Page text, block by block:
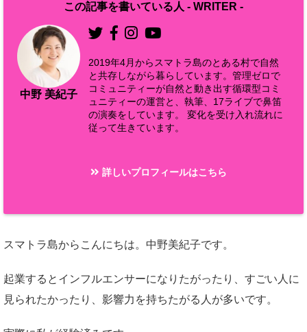
この記事を書いている人 - WRITER -
中野 美紀子
2019年4月からスマトラ島のとある村で自然
と共存しながら暮らしています。管理ゼロで
コミュニティーが自然と動き出す循環型コミ
ュニティーの運営と、執筆、17ライブで鼻笛
の演奏をしています。 変化を受け入れ流れに
従って生きています。
詳しいプロフィールはこちら
スマトラ島からこんにちは。中野美紀子です。
起業するとインフルエンサーになりたがったり、すごい人に
見られたかったり、影響力を持ちたがる人が多いです。